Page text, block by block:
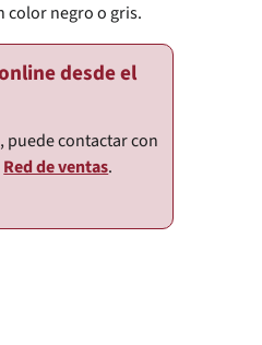
color negro o gris.
desde el
puede contactar con
Red de ventas.